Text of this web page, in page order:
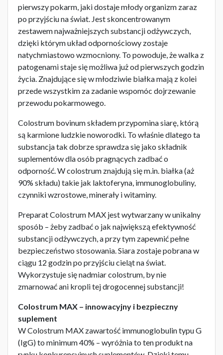
pierwszy pokarm, jaki dostaje młody organizm zaraz
po przyjściu na świat. Jest skoncentrowanym
zestawem najważniejszych substancji odżywczych,
dzięki którym układ odpornościowy zostaje
natychmiastowo wzmocniony. To powoduje, że walka z
patogenami staje się możliwa już od pierwszych godzin
życia. Znajdujące się w młodziwie białka mają z kolei
przede wszystkim za zadanie wspomóc dojrzewanie
przewodu pokarmowego.
Colostrum bovinum składem przypomina siarę, którą
są karmione ludzkie noworodki. To właśnie dlatego ta
substancja tak dobrze sprawdza się jako składnik
suplementów dla osób pragnących zadbać o
odporność. W colostrum znajdują się m.in. białka (aż
90% składu) takie jak laktoferyna, immunoglobuliny,
czynniki wzrostowe, minerały i witaminy.
Preparat Colostrum MAX jest wytwarzany w unikalny
sposób – żeby zadbać o jak największą efektywność
substancji odżywczych, a przy tym zapewnić pełne
bezpieczeństwo stosowania. Siara zostaje pobrana w
ciągu 12 godzin po przyjściu cieląt na świat.
Wykorzystuje się nadmiar colostrum, by nie
zmarnować ani kropli tej drogocennej substancji!
Colostrum MAX – innowacyjny i bezpieczny
suplement
W Colostrum MAX zawartość immunoglobulin typu G
(IgG) to minimum 40% – wyróżnia to ten produkt na